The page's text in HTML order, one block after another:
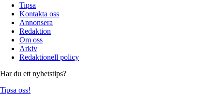
Tipsa
Kontakta oss
Annonsera
Redaktion
Om oss
Arkiv
Redaktionell policy
Har du ett nyhetstips?
Tipsa oss!